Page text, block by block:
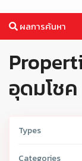
ผลการค้นหา
อุดมโชค
Types
Categories